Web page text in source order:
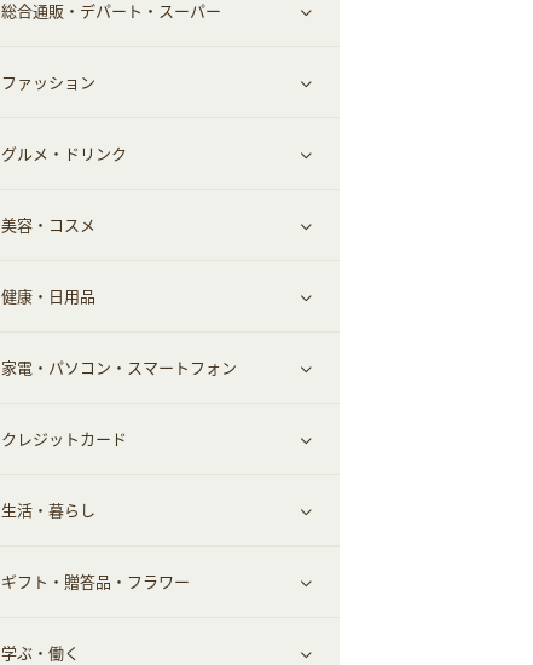
総合通販・デパート・スーパー
すべて見る
総合通販
デパート・スーパー
ファッション
すべて見る
ファッション
インナー・下着
靴・フットウェア
小物・かばん
スーツ・フォーマル
グルメ・ドリンク
すべて見る
グルメ
ドリンク
お酒
食材宅配
美容・コスメ
すべて見る
スキンケア
メイクアップ
ヘアケア
メンズ美容
美容・ダイエット用品
健康・日用品
すべて見る
健康食品｜青汁・飲料
健康食品｜乳酸菌・ケフィア
健康食品｜その他
スポーツ・フィットネス
家電・パソコン・スマートフォン
すべて見る
家電・パソコン・ソフトウェア
スマホ・携帯電話・SIM
クレジットカード
すべて見る
クレジットカード
生活・暮らし
すべて見る
車情報・カーシェア・レンタル
ギフト・贈答品・フラワー
すべて見る
学ぶ・働く